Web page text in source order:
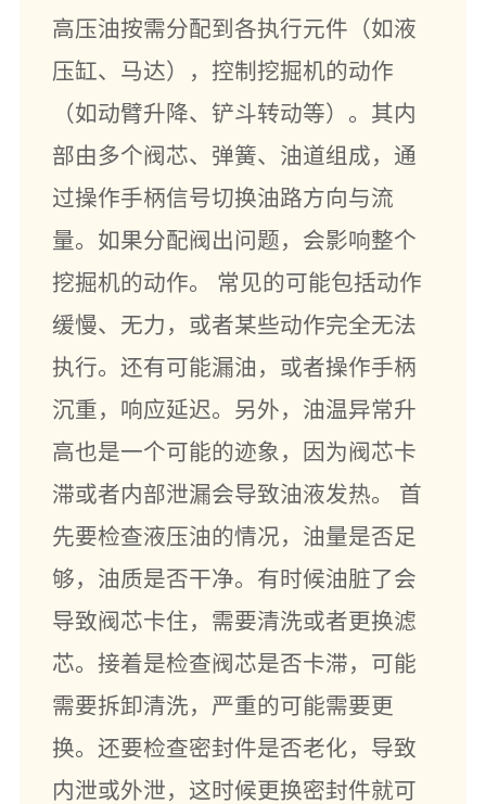
高压油按需分配到各执行元件（如液
压缸、马达），控制挖掘机的动作
（如动臂升降、铲斗转动等）。其内
部由多个阀芯、弹簧、油道组成，通
过操作手柄信号切换油路方向与流
量。如果分配阀出问题，会影响整个
挖掘机的动作。 常见的可能包括动作
缓慢、无力，或者某些动作完全无法
执行。还有可能漏油，或者操作手柄
沉重，响应延迟。另外，油温异常升
高也是一个可能的迹象，因为阀芯卡
滞或者内部泄漏会导致油液发热。 首
先要检查液压油的情况，油量是否足
够，油质是否干净。有时候油脏了会
导致阀芯卡住，需要清洗或者更换滤
芯。接着是检查阀芯是否卡滞，可能
需要拆卸清洗，严重的可能需要更
换。还要检查密封件是否老化，导致
内泄或外泄，这时候更换密封件就可